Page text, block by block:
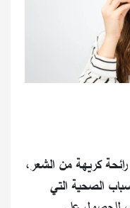
كريهة من الشعر،
الصحية التي